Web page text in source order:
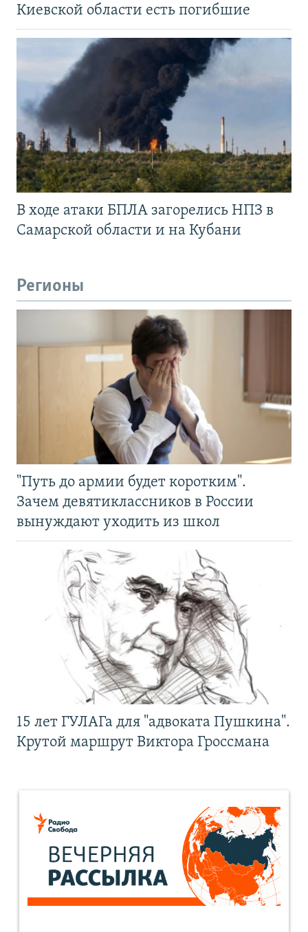
Киевской области есть погибшие
В ходе атаки БПЛА загорелись НПЗ в
Самарской области и на Кубани
Регионы
"Путь до армии будет коротким".
Зачем девятиклассников в России
вынуждают уходить из школ
15 лет ГУЛАГа для "адвоката Пушкина".
Крутой маршрут Виктора Гроссмана